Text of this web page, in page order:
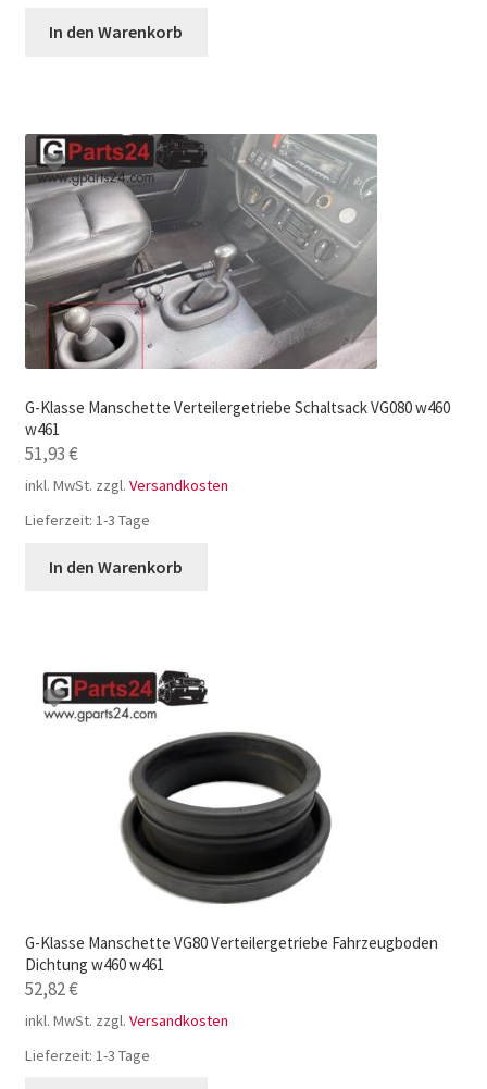
In den Warenkorb
G-Klasse Manschette Verteilergetriebe Schaltsack VG080 w460
w461
51,93€
inkl. MwSt. zzgl. Versandkosten
Lieferzeit: 1-3 Tage
In den Warenkorb
G-Klasse Manschette VG80 Verteilergetriebe Fahrzeugboden
Dichtung w460 w461
52,82€
inkl. MwSt. zzgl. Versandkosten
Lieferzeit: 1-3 Tage